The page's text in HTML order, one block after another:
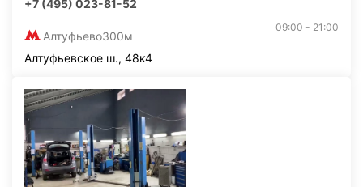
+7 (495) 023-81-52
Алтуфьево300м
09:00 - 21:00
Алтуфьевское ш., 48к4